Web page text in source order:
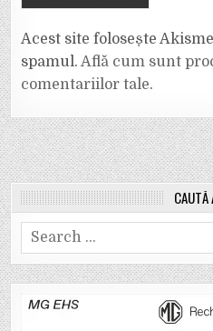
Acest site folosește
spamul.Află cum sunt
comentariilor tale.
CAUTĂ
Search
for: